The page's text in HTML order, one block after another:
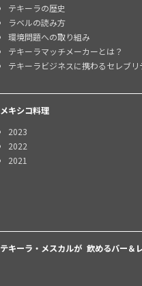
テキーラの歴史
ラベルの読み方
環境問題への取り組み
テキーラマッチメーカーとは？
テキーラビジネスに携わるセレブリ
メキシコ料理
2023
2022
2021
テキーラ・メスカルが 飲めるバー＆